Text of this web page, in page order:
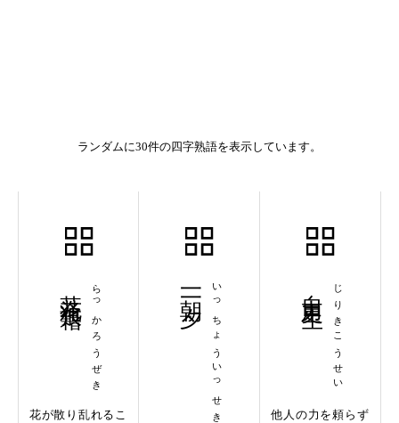
ランダムに30件の四字熟語を表示しています。
らっかろうぜき
花が散り乱れるこ
いっちょういっせき
一朝一夕 じりきこうせい
他人の力を頼らず